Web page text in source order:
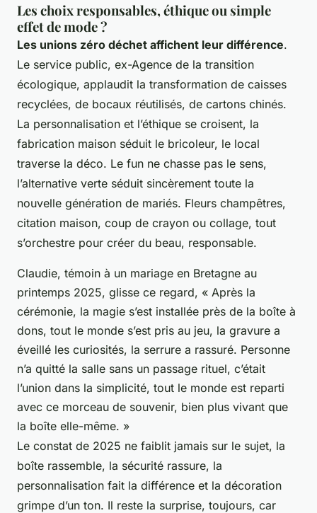
Les choix responsables, éthique ou simple
effet de mode ?
Les unions zéro déchet affichent leur différence.
Le service public, ex-Agence de la transition
écologique, applaudit la transformation de caisses
recyclées, de bocaux réutilisés, de cartons chinés.
La personnalisation et l’éthique se croisent, la
fabrication maison séduit le bricoleur, le local
traverse la déco. Le fun ne chasse pas le sens,
l’alternative verte séduit sincèrement toute la
nouvelle génération de mariés. Fleurs champêtres,
citation maison, coup de crayon ou collage, tout
s’orchestre pour créer du beau, responsable.
Claudie, témoin à un mariage en Bretagne au
printemps 2025, glisse ce regard, « Après la
cérémonie, la magie s’est installée près de la boîte à
dons, tout le monde s’est pris au jeu, la gravure a
éveillé les curiosités, la serrure a rassuré. Personne
n’a quitté la salle sans un passage rituel, c’était
l’union dans la simplicité, tout le monde est reparti
avec ce morceau de souvenir, bien plus vivant que
la boîte elle-même. »
Le constat de 2025 ne faiblit jamais sur le sujet, la
boîte rassemble, la sécurité rassure, la
personnalisation fait la différence et la décoration
grimpe d’un ton. Il reste la surprise, toujours, car